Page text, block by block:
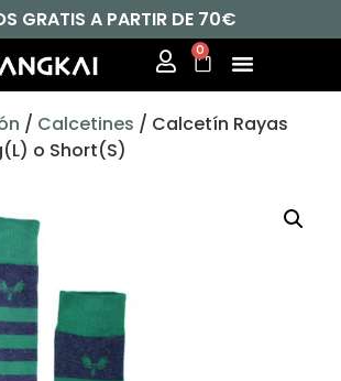
GRATIS A PARTIR DE 70€
0
/ Calcetines / Calcetín Rayas
o Short(S)